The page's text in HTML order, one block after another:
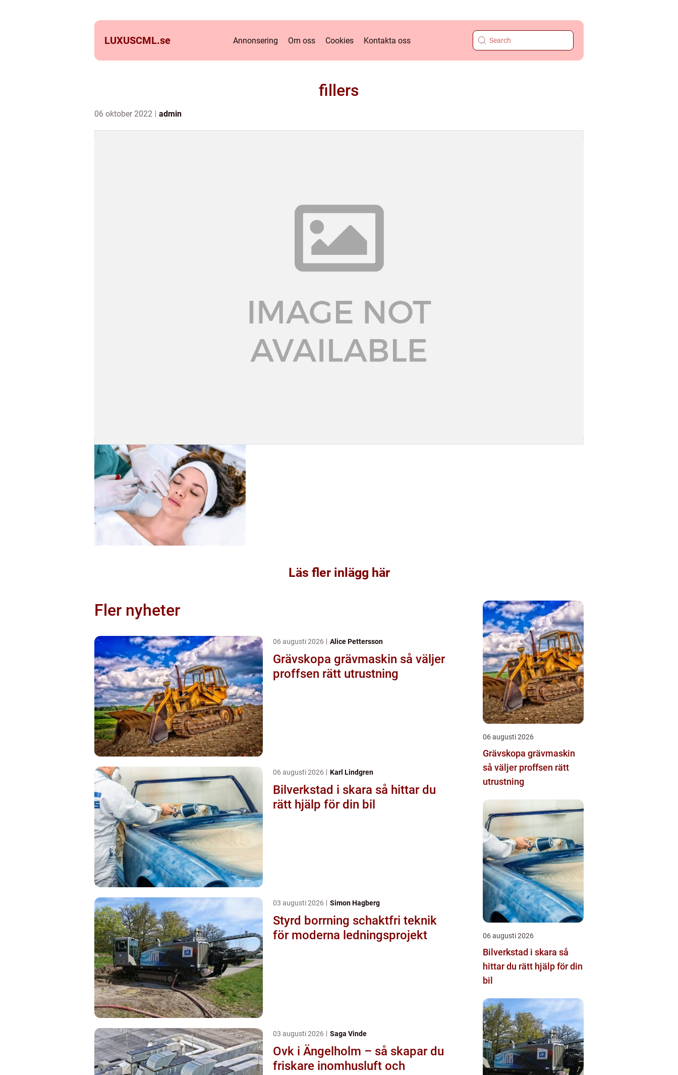
LUXUSCML.se Annonsering Om oss Cookies Kontakta oss
fillers
06 oktober 2022 admin
Läs fler inlägg här
Fler nyheter
06 augusti 2026 Alice Pettersson
Grävskopa grävmaskin så väljer
proffsen rätt utrustning
06 augusti 2026 Karl Lindgren
Bilverkstad i skara så hittar du
rätt hjälp för din bil
03 augusti 2026 Simon Hagberg
Styrd borrning schaktfri teknik
för moderna ledningsprojekt
03 augusti 2026 Saga Vinde
Ovk i Ängelholm – så skapar du
friskare inomhusluft och
06 augusti 2026
Grävskopa grävmaskin
så väljer proffsen rätt
utrustning
06 augusti 2026
Bilverkstad i skara så
hittar du rätt hjälp för din
bil